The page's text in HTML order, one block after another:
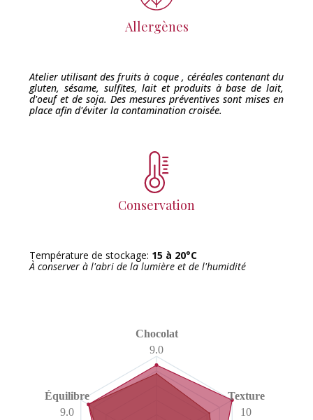
Allergènes
Atelier utilisant des fruits à coque , céréales contenant du
gluten, sésame, sulfites, lait et produits à base de lait,
d'oeuf et de soja. Des mesures préventives sont mises en
place afin d'éviter la contamination croisée.
Conservation
Température de stockage: 15 à 20°C
À conserver à l'abri de la lumière et de l'humidité
Chocolat
9.0
Texture
10
Équilibre
9.0